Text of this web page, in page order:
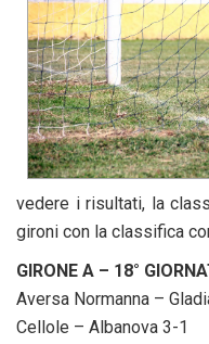
vedere i risultati, la
gironi con la classifica
GIRONE A – 18°
Aversa Normanna –
Cellole – Albanova 3-1